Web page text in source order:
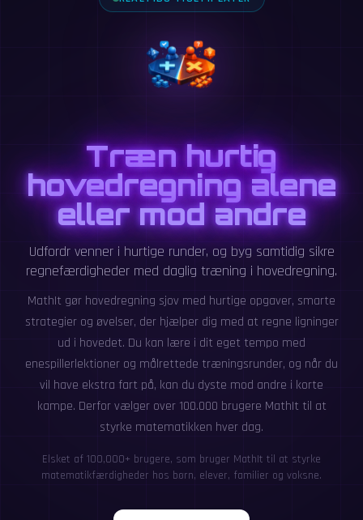
Træn hurtig
hovedregning alene
eller mod andre
Udfordr venner i hurtige runder, og byg samtidig sikre
regnefærdigheder med daglig træning i hovedregning.
MathIt gør hovedregning sjov med hurtige opgaver, smarte
strategier og øvelser, der hjælper dig med at regne ligninger
ud i hovedet. Du kan lære i dit eget tempo med
enespillerlektioner og målrettede træningsrunder, og når du
vil have ekstra fart på, kan du dyste mod andre i korte
kampe. Derfor vælger over 100.000 brugere MathIt til at
styrke matematikken hver dag.
Elsket af 100,000+ brugere, som bruger MathIt til at styrke
matematikfærdigheder hos børn, elever, familier og voksne.